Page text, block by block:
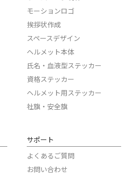
モーションロゴ
挨拶状作成
スペースデザイン
ヘルメット本体
氏名・血液型ステッカー
資格ステッカー
ヘルメット用ステッカー
社旗・安全旗
サポート
よくあるご質問
お問い合わせ